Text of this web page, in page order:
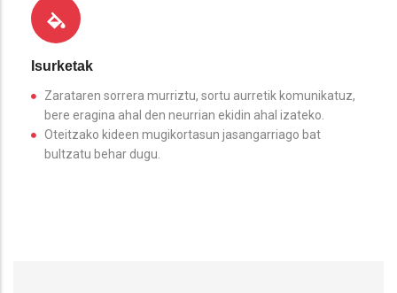
Isurketak
Zarataren sorrera murriztu, sortu aurretik komunikatuz,
bere eragina ahal den neurrian ekidin ahal izateko.
Oteitzako kideen mugikortasun jasangarriago bat
bultzatu behar dugu.